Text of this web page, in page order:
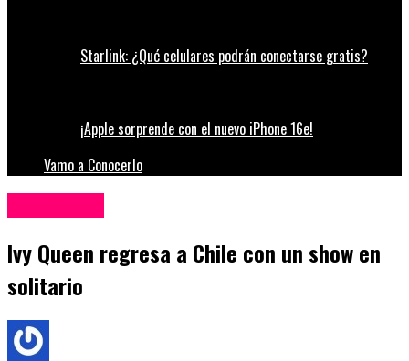
Starlink: ¿Qué celulares podrán conectarse gratis?
¡Apple sorprende con el nuevo iPhone 16e!
Vamo a Conocerlo
Ivy Queen regresa a Chile con un show en
solitario